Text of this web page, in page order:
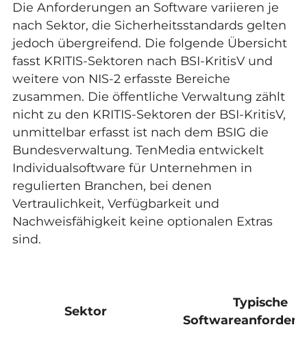
Die Anforderungen an Software variieren je
nach Sektor, die Sicherheitsstandards gelten
jedoch übergreifend. Die folgende Übersicht
fasst KRITIS-Sektoren nach BSI-KritisV und
weitere von NIS-2 erfasste Bereiche
zusammen. Die öffentliche Verwaltung zählt
nicht zu den KRITIS-Sektoren der BSI-KritisV,
unmittelbar erfasst ist nach dem BSIG die
Bundesverwaltung. TenMedia entwickelt
Individualsoftware für Unternehmen in
regulierten Branchen, bei denen
Vertraulichkeit, Verfügbarkeit und
Nachweisfähigkeit keine optionalen Extras
sind.
Sektor
Typische